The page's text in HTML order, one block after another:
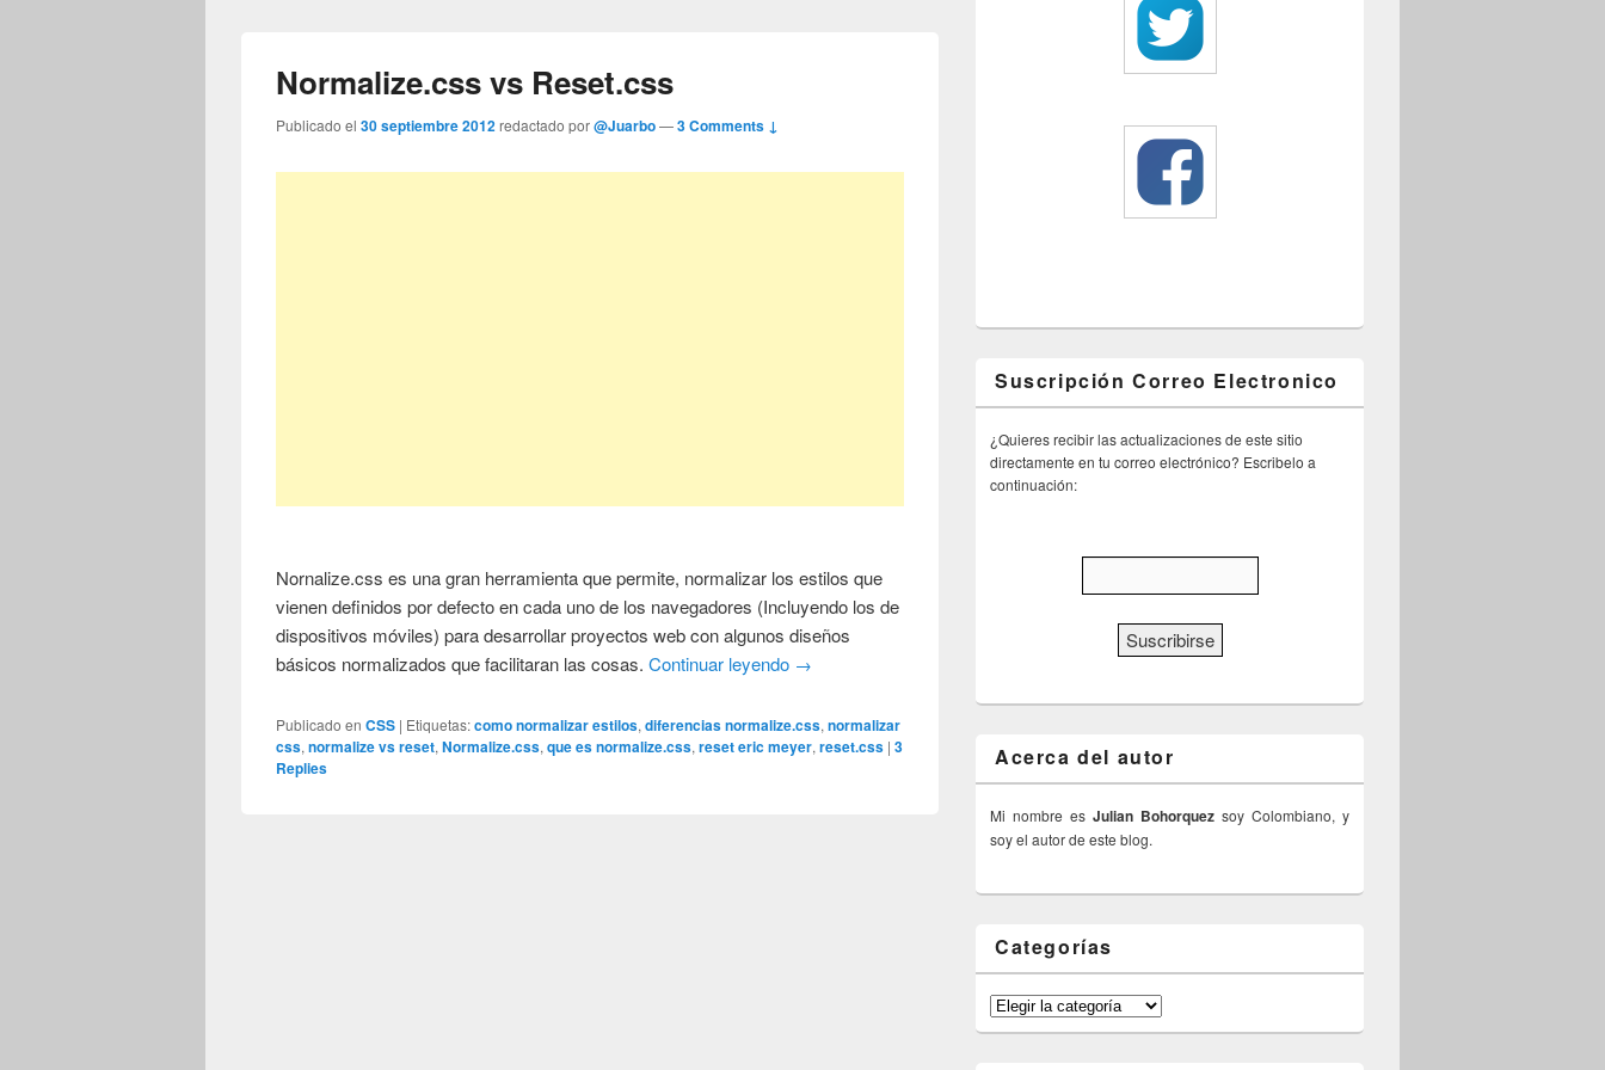
Normalize.css vs Reset.css
Publicado el30 septiembre 2012redactado por@Juarbo—3 Comments ↓
Nornalize.css es una gran herramienta que permite, normalizar los estilos que
vienen definidos por defecto en cada uno de los navegadores (Incluyendo los de
dispositivos móviles) para desarrollar proyectos web con algunos diseños
básicos normalizados que facilitaran las cosas.Continuar leyendo →
Publicado en CSS | Etiquetas:como normalizar estilos,diferencias normalize.css,normalizar
css,normalize vs reset,Normalize.css,que es normalize.css,reset eric meyer,reset.css |3
Replies
Suscripción Correo Electronico
¿Quieres recibir las actualizaciones de este sitio
directamente en tu correo electrónico? Escribelo a
continuación:
Acerca del autor
Mi nombre es Julian Bohorquez soy Colombiano, y
soy el autor de este blog.
Categorías
Categorías